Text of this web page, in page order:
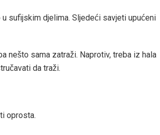
sufijskim djelima. Sljedeći savjeti upućeni
nešto sama zatraži. Naprotiv, treba iz hala
da traži.
oprosta.